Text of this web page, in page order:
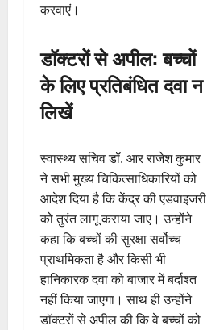
करवाएं।
डॉक्टरों से अपील: बच्चों
के लिए प्रतिबंधित दवा न
लिखें
स्वास्थ्य सचिव डॉ. आर राजेश कुमार
ने सभी मुख्य चिकित्साधिकारियों को
आदेश दिया है कि केंद्र की एडवाइजरी
को तुरंत लागू कराया जाए। उन्होंने
कहा कि बच्चों की सुरक्षा सर्वोच्च
प्राथमिकता है और किसी भी
हानिकारक दवा को बाजार में बर्दाश्त
नहीं किया जाएगा। साथ ही उन्होंने
डॉक्टरों से अपील की कि वे बच्चों को